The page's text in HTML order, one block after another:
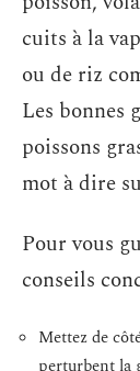
cuits à la
ou de riz
Les bonnes
poissons
mot à dire
Pour vous
conseils
Mettez de
perturbent la